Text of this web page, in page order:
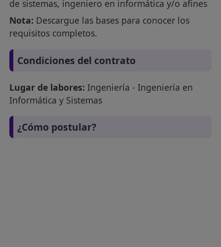
de sistemas, ingeniero en informática y/o afines
Nota: Descargue las bases para conocer los
requisitos completos.
Condiciones del contrato
Lugar de labores: Ingeniería - Ingeniería en
Informática y Sistemas
¿Cómo postular?